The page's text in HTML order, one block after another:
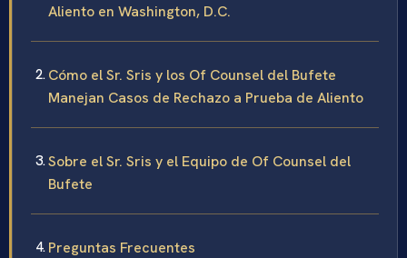
Aliento en Washington, D.C.
Cómo el Sr. Sris y los Of Counsel del Bufete
Manejan Casos de Rechazo a Prueba de Aliento
Sobre el Sr. Sris y el Equipo de Of Counsel del
Bufete
Preguntas Frecuentes